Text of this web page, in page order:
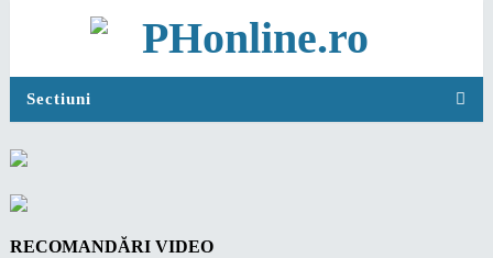
Sectiuni
RECOMANDĂRI VIDEO